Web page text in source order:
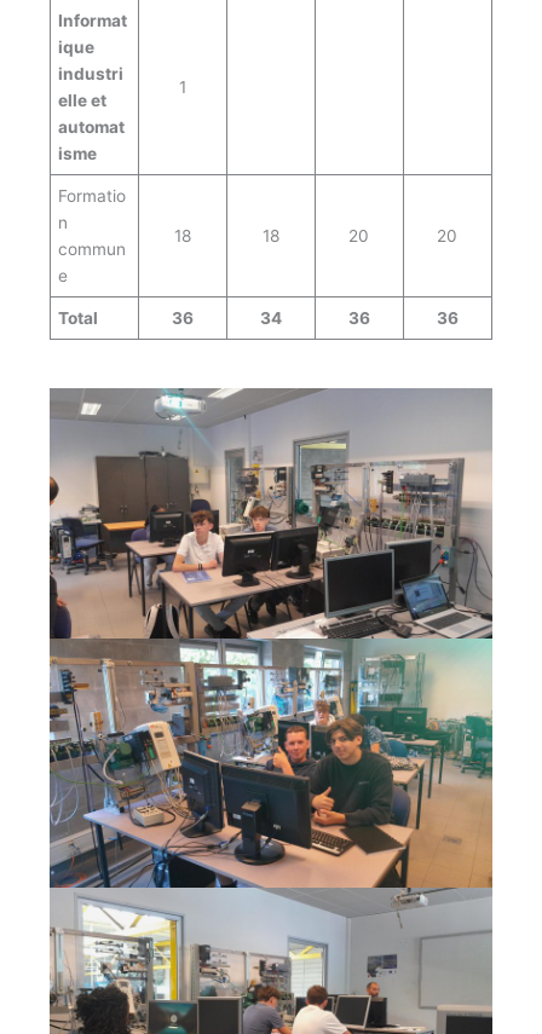
Informat
ique
industri
elle et
automat
isme
1
Formatio
n
commun
e
18 18 20 20
Total 36 34 36 36